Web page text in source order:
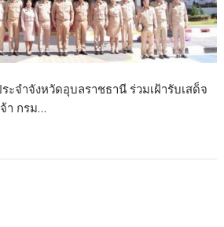
ะจำจังหวัดอุบลราชธานี ร่วมเฝ้ารับเสด็จ
า กรม…